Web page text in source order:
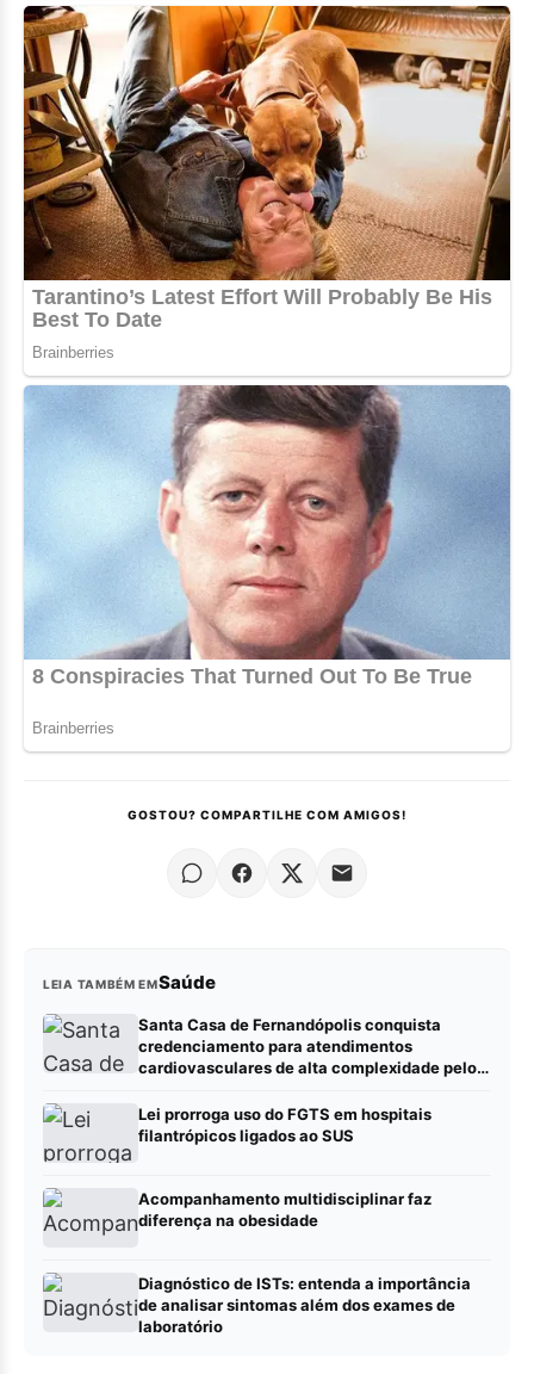
GOSTOU? COMPARTILHE COM AMIGOS!
LEIA TAMBÉM EMSaúde
Santa Casa de Fernandópolis conquista
credenciamento para atendimentos
cardiovasculares de alta complexidade pelo
Lei prorroga uso do FGTS em hospitais
filantrópicos ligados ao SUS
Acompanhamento multidisciplinar faz
diferença na obesidade
Diagnóstico de ISTs: entenda a importância
de analisar sintomas além dos exames de
laboratório